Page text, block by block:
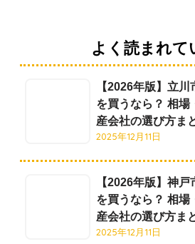
よく読まれて
【2026年版】立
を買うなら？ 相場
産会社の選び方ま
2025年12月11日
【2026年版】神
を買うなら？ 相場
産会社の選び方ま
2025年12月11日